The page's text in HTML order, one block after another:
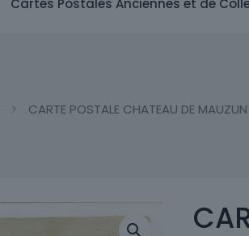
Cartes Postales Anciennes et de
CARTE POSTALE CHATEAU DE